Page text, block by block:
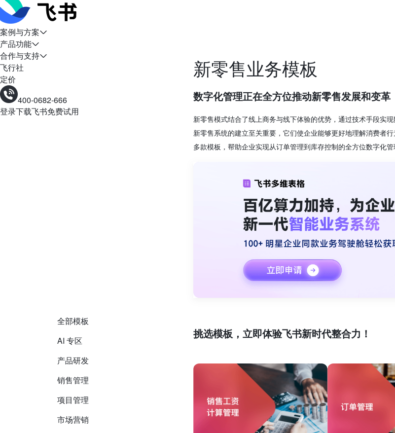
案例与方案
产品功能
合作与支持
飞行社
定价
400-0682-666
登录下载飞书免费试用
全部模板
AI 专区
产品研发
销售管理
项目管理
市场营销
新零售业务模板
数字化管理正在全方位推动新零售发展和变革
新零售模式结合了线上商务与线下体验的优势，通过技术手段实
新零售系统的建立至关重要，它们使企业能够更好地理解消费者
多款模板，帮助企业实现从订单管理到库存控制的全方位数字化管
挑选模板，立即体验飞书新时代整合力！